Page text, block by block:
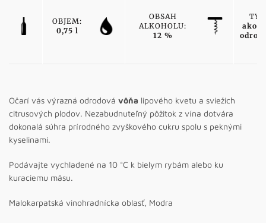
OBJEM:
0,75 l
OBSAH
ALKOHOLU:
12 %
Očarí vás výrazná odrodová vôňa lipového kvetu a sviežich
citrusových plodov. Nezabudnuteľný pôžitok z vína dotvára
dokonalá súhra prírodného zvyškového cukru spolu s peknými
kyselinami.
Podávajte vychladené na 10 °C k bielym rybám alebo ku
kuraciemu mäsu.
Malokarpatská vinohradnícka oblasť, Modra